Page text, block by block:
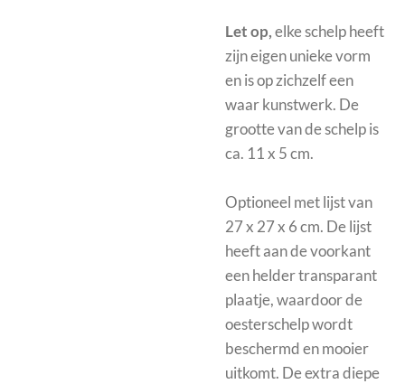
Let op,elke schelp heeft
zijn eigen unieke vorm
en is op zichzelf een
waar kunstwerk. De
grootte van de schelp is
ca. 11 x 5 cm.
Optioneel metlijst van
27 x 27 x 6 cm. De lijst
heeft aan de voorkant
een helder transparant
plaatje, waardoor de
oesterschelp wordt
beschermd en mooier
uitkomt. De extra diepe